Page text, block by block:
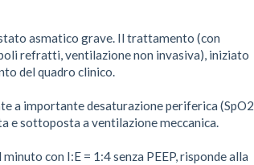
asmatico grave. Il trattamento (con
refratti, ventilazione non invasiva), iniziato
del quadro clinico.
a importante desaturazione periferica (SpO2
e sottoposta a ventilazione meccanica.
con I:E = 1:4 senza PEEP, risponde alla